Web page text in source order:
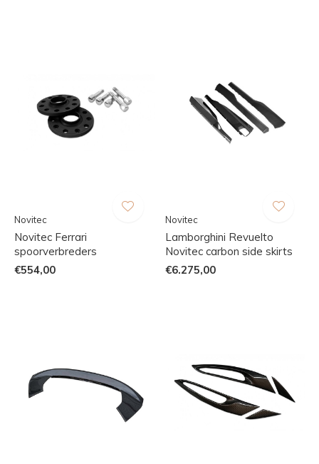
Novitec
Novitec Ferrari
spoorverbreders
€554,00
Novitec
Lamborghini Revuelto
Novitec carbon side skirts
€6.275,00